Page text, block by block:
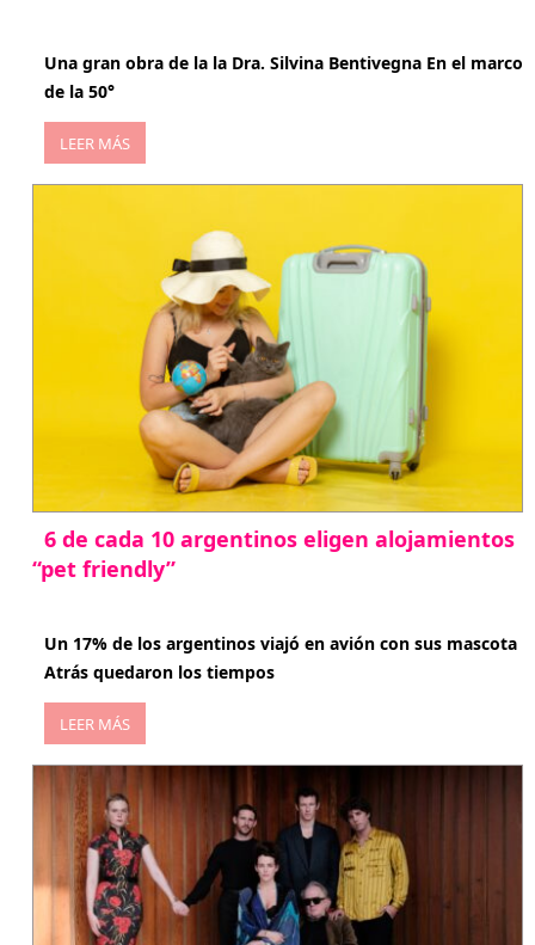
Una gran obra de la la Dra. Silvina Bentivegna En el marco
de la 50°
LEER MÁS
6 de cada 10 argentinos eligen alojamientos
“pet friendly”
Un 17% de los argentinos viajó en avión con sus mascota
Atrás quedaron los tiempos
LEER MÁS